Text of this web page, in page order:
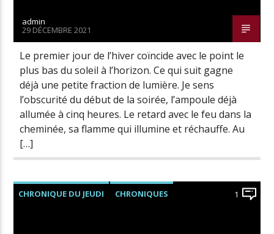
admin
29 DÉCEMBRE 2021
Le premier jour de l’hiver coïncide avec le point le
plus bas du soleil à l’horizon. Ce qui suit gagne
déjà une petite fraction de lumière. Je sens
l’obscurité du début de la soirée, l’ampoule déjà
allumée à cinq heures. Le retard avec le feu dans la
cheminée, sa flamme qui illumine et réchauffe. Au
[…]
CHRONIQUE DU JEUDI CHRONIQUES 1